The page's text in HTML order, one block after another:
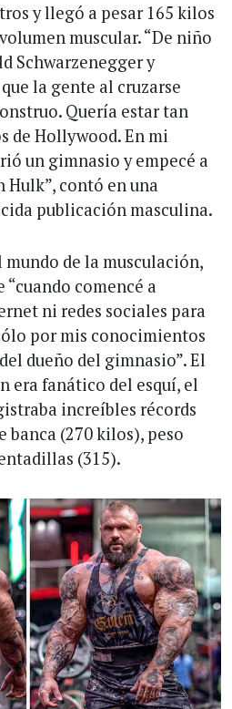
y llegó a pesar 165 kilos
muscular. “De niño
Schwarzenegger y
la gente al cruzarse
Quería estar tan
de Hollywood. En mi
un gimnasio y empecé a
contó en una
publicación masculina.
mundo de la musculación,
comencé a
ni redes sociales para
por mis conocimientos
dueño del gimnasio”. El
era fanático del esquí, el
increíbles récords
banca (270 kilos), peso
(315).